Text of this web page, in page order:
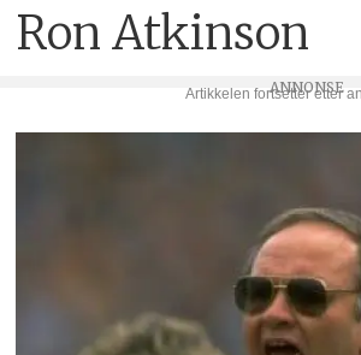
Ron Atkinson